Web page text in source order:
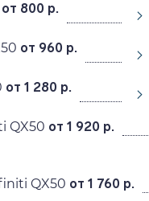
от 800 р.
от 960 р.
от 1 280 р.
QX50 от 1 920 р.
QX50 от 1 760 р.